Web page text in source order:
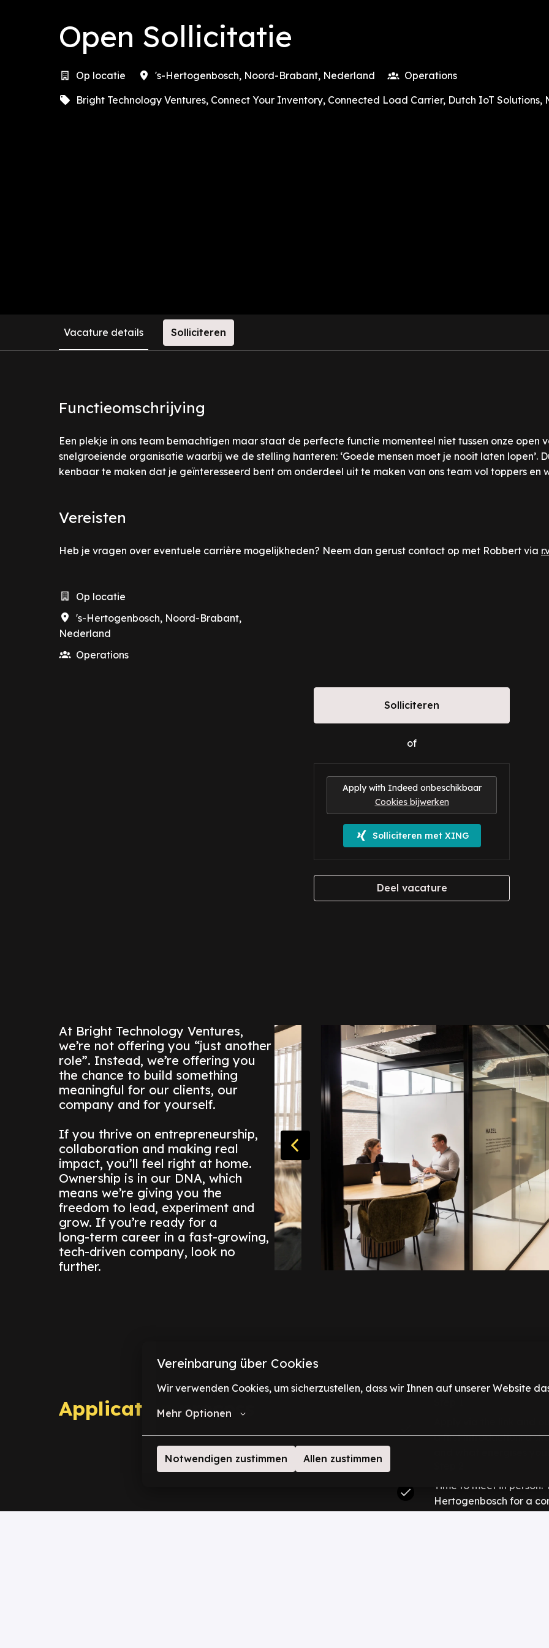
Vereinbarung über Cookies
Wir verwenden Cookies, um sicherzustellen, dass wir Ihnen auf unserer Website
Mehr Optionen
Notwendigen zustimmen Allen zustimmen
Open Sollicitatie
Op locatie 's-Hertogenbosch, Noord-Brabant, Nederland
Operations
Bright Technology Ventures, Connect Your Inventory, Connected Load Carrier, Dutch IoT Solutions,
Vacature details Solliciteren
Functieomschrijving
Een plekje in ons team bemachtigen maar staat de perfecte functie momenteel niet tussen onze open
snelgroeiende organisatie waarbij we de stelling hanteren: ‘Goede mensen moet je nooit laten lopen’.
kenbaar te maken dat je geïnteresseerd bent om onderdeel uit te maken van ons team vol toppers en
Vereisten
Heb je vragen over eventuele carrière mogelijkheden? Neem dan gerust contact op met Robbert via
Op locatie
's-Hertogenbosch, Noord-Brabant,
Nederland
Operations
Solliciteren
of
Apply with Indeed onbeschikbaar
Cookies bijwerken
Solliciteren met XING
Deel vacature
At Bright Technology Ventures,
we’re not offering you “just another
role”. Instead, we’re offering you
the chance to build something
meaningful for our clients, our
company and for yourself.
If you thrive on entrepreneurship,
collaboration and making real
impact, you’ll feel right at home.
Ownership is in our DNA, which
means we’re giving you the
freedom to lead, experiment and
grow. If you’re ready for a
long-term career in a fast-growing,
tech-driven company, look no
further.
Application process
Apply via the link and
a first introduction: a
Time to meet in person.
Hertogenbosch for a